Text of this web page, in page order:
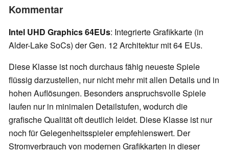
Kommentar
Intel UHD Graphics 64EUs: Integrierte Grafikkarte (in
Alder-Lake SoCs) der Gen. 12 Architektur mit 64 EUs.
Diese Klasse ist noch durchaus fähig neueste Spiele
flüssig darzustellen, nur nicht mehr mit allen Details und in
hohen Auflösungen. Besonders anspruchsvolle Spiele
laufen nur in minimalen Detailstufen, wodurch die
grafische Qualität oft deutlich leidet. Diese Klasse ist nur
noch für Gelegenheitsspieler empfehlenswert. Der
Stromverbrauch von modernen Grafikkarten in dieser